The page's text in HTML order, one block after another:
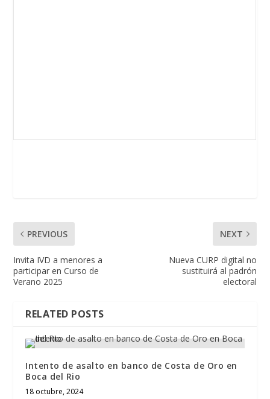
PREVIOUS
Invita IVD a menores a
participar en Curso de
Verano 2025
NEXT
Nueva CURP digital no
sustituirá al padrón
electoral
RELATED POSTS
Intento de asalto en banco de Costa de Oro en
Boca del Rio
18 octubre, 2024